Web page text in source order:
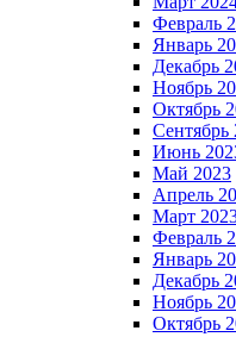
Февраль
Январь
Декабрь
Ноябрь
Октябрь
Сентябрь
Июнь
Май 2023
Апрель
Март
Февраль
Январь
Декабрь
Ноябрь
Октябрь